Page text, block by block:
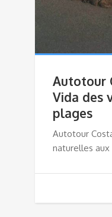
Autotour
Vida des
plages
Autotour
naturelles aux